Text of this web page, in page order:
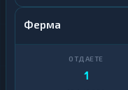
Ферма
1